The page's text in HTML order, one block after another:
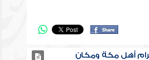
أهل مكة ومكان